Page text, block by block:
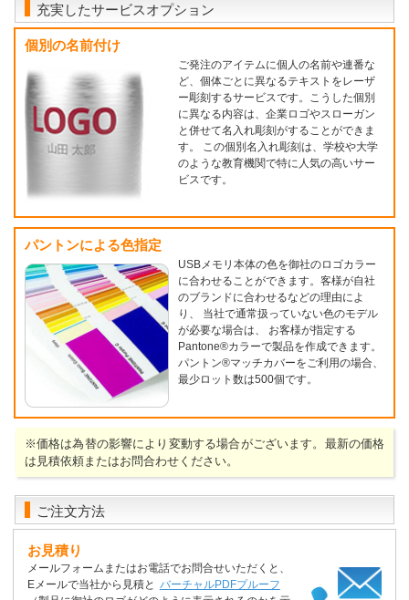
充実したサービスオプション
個別の名前付け
ご発注のアイテムに個人の名前や連番な
ど、個体ごとに異なるテキストをレーザ
ー彫刻するサービスです。こうした個別
に異なる内容は、企業ロゴやスローガン
と併せて名入れ彫刻がすることができま
す。 この個別名入れ彫刻は、学校や大学
のような教育機関で特に人気の高いサー
ビスです。
パントンによる色指定
USBメモリ本体の色を御社のロゴカラー
に合わせることができます。客様が自社
のブランドに合わせるなどの理由によ
り、 当社で通常扱っていない色のモデル
が必要な場合は、 お客様が指定する
Pantone®カラーで製品を作成できます。
パントン®マッチカバーをご利用の場合、
最少ロット数は500個です。
※価格は為替の影響により変動する場合がございます。最新の価格
は見積依頼またはお問合わせください。
ご注文方法
お見積り
メールフォームまたはお電話でお問合せいただくと、
Eメールで当社から見積と バーチャルPDFプルーフ